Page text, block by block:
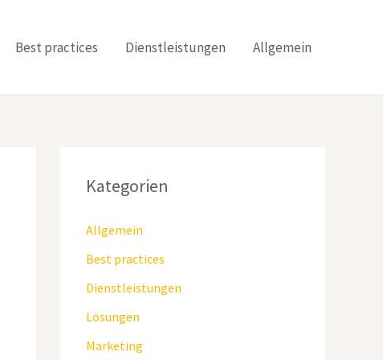
Best practices Dienstleistungen Allgemein
Kategorien
Allgemein
Best practices
Dienstleistungen
Lösungen
Marketing